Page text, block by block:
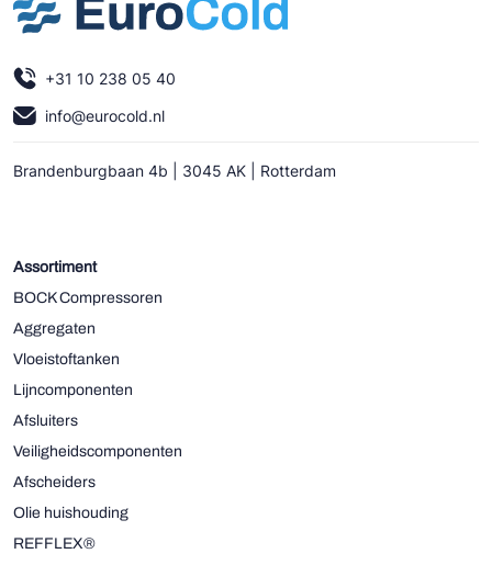
+31 10 238 05 40
info@eurocold.nl
Brandenburgbaan 4b | 3045 AK | Rotterdam
Assortiment
BOCK Compressoren
Aggregaten
Vloeistoftanken
Lijncomponenten
Afsluiters
Veiligheidscomponenten
Afscheiders
Olie huishouding
REFFLEX®